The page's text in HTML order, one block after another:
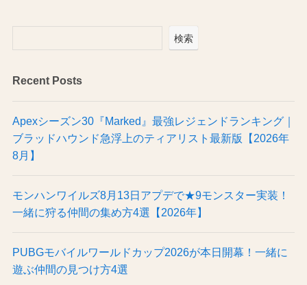
検索
Recent Posts
Apexシーズン30『Marked』最強レジェンドランキング｜
ブラッドハウンド急浮上のティアリスト最新版【2026年
8月】
モンハンワイルズ8月13日アプデで★9モンスター実装！
一緒に狩る仲間の集め方4選【2026年】
PUBGモバイルワールドカップ2026が本日開幕！一緒に
遊ぶ仲間の見つけ方4選